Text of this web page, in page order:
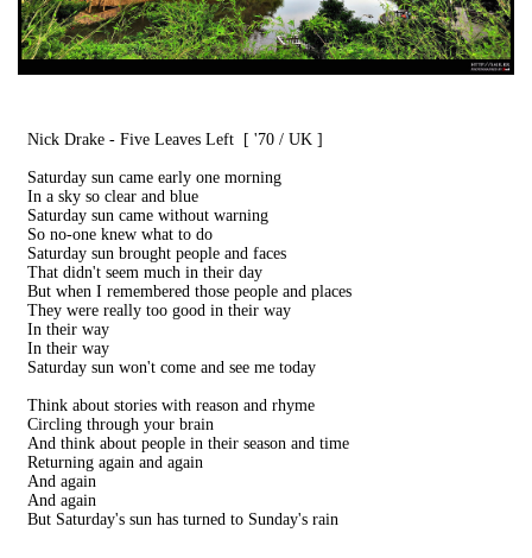
Nick Drake - Five Leaves Left [ '70 / UK ]
Saturday sun came early one morning
In a sky so clear and blue
Saturday sun came without warning
So no-one knew what to do
Saturday sun brought people and faces
That didn't seem much in their day
But when I remembered those people and places
They were really too good in their way
In their way
In their way
Saturday sun won't come and see me today
Think about stories with reason and rhyme
Circling through your brain
And think about people in their season and time
Returning again and again
And again
And again
But Saturday's sun has turned to Sunday's rain